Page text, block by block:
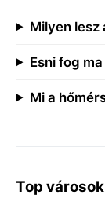
Milyen lesz
Esni fog
Mi a
Top